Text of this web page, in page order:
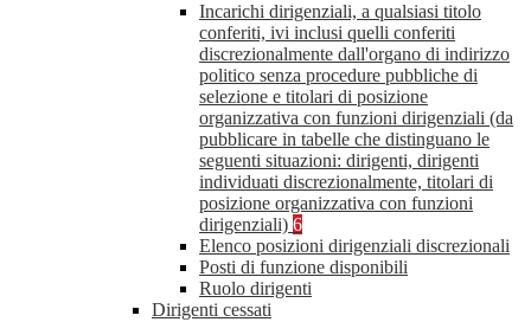
Incarichi dirigenziali, a qualsiasi titolo
conferiti, ivi inclusi quelli conferiti
discrezionalmente dall'organo di indirizzo
politico senza procedure pubbliche di
selezione e titolari di posizione
organizzativa con funzioni dirigenziali (da
pubblicare in tabelle che distinguano le
seguenti situazioni: dirigenti, dirigenti
individuati discrezionalmente, titolari di
posizione organizzativa con funzioni
dirigenziali) 6
Elenco posizioni dirigenziali discrezionali
Posti di funzione disponibili
Ruolo dirigenti
Dirigenti cessati